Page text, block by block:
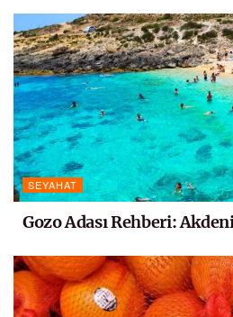
SEYAHAT
Gozo Adası Rehberi: